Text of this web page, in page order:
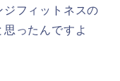
ジフィットネスの
ったんですよ